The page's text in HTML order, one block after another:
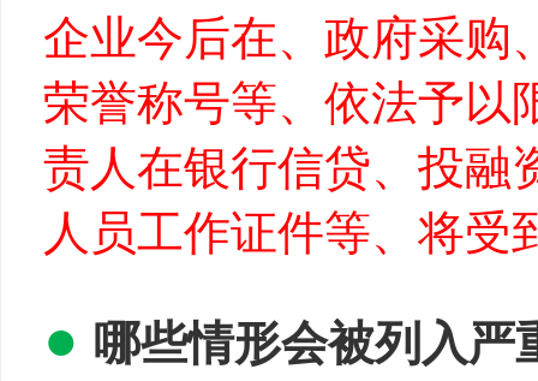
企业今后在、政府采购
荣誉称号等、依法予以
责人在银行信贷、投融
人员工作证件等、将受
● 哪些情形会被列入